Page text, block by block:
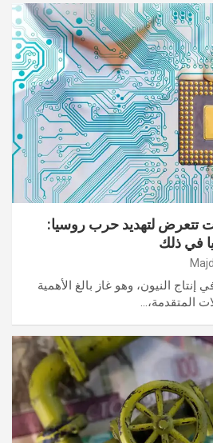
تتعرض لتهديد حرب روسيا:
في ذلك
إنتاج النيون، وهو غاز بالغ الأهمية
المتقدمة،…